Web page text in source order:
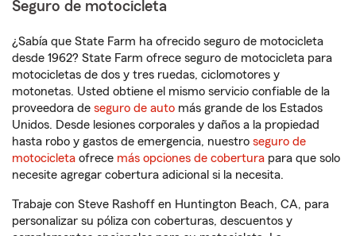
Seguro de motocicleta
¿Sabía que State Farm ha ofrecido seguro de motocicleta
desde 1962? State Farm ofrece seguro de motocicleta para
motocicletas de dos y tres ruedas, ciclomotores y
motonetas. Usted obtiene el mismo servicio confiable de la
proveedora de seguro de auto más grande de los Estados
Unidos. Desde lesiones corporales y daños a la propiedad
hasta robo y gastos de emergencia, nuestro seguro de
motocicleta ofrece más opciones de cobertura para que solo
necesite agregar cobertura adicional si la necesita.
Trabaje con Steve Rashoff en Huntington Beach, CA, para
personalizar su póliza con coberturas, descuentos y